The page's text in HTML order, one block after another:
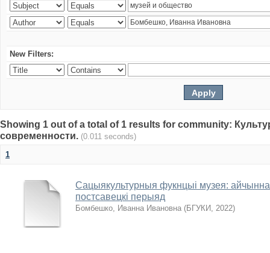
New Filters:
Showing 1 out of a total of 1 results for community:
современности. (0.011 seconds)
1
Сацыякультурныя фукнцыі музея:
постсавецкі перыяд
Бомбешко, Иванна Ивановна (БГУКИ, 2022)